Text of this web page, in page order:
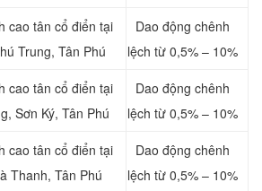
cao tân cổ điển tại
Trung, Tân Phú
Dao động chênh
lệch từ 0,5% – 10%
cao tân cổ điển tại
Sơn Ký, Tân Phú
Dao động chênh
lệch từ 0,5% – 10%
cao tân cổ điển tại
Thanh, Tân Phú
Dao động chênh
lệch từ 0,5% – 10%